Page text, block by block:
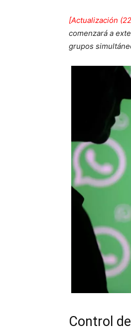
[Actualización
comenzará a
grupos
Control